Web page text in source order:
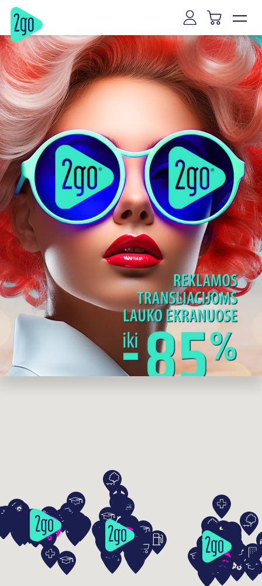
Vilnius Kaunas Klaipėda
Šiauliai Panevėžys
Marijampolė Mažeikiai Alytus
Joniškis Ryga
Talinas Pernu
Narva Kuresarė Viljandis
Rakverė Hapsalu